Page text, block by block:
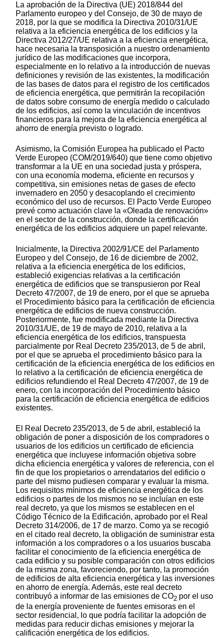
La aprobación de la Directiva (UE) 2018/844 del
Parlamento europeo y del Consejo, de 30 de mayo de
2018, por la que se modifica la Directiva 2010/31/UE
relativa a la eficiencia energética de los edificios y la
Directiva 2012/27/UE relativa a la eficiencia energética,
hace necesaria la transposición a nuestro ordenamiento
jurídico de las modificaciones que incorpora,
especialmente en lo relativo a la introducción de nuevas
definiciones y revisión de las existentes, la modificación
de las bases de datos para el registro de los certificados
de eficiencia energética, que permitirán la recopilación
de datos sobre consumo de energía medido o calculado
de los edificios, así como la vinculación de incentivos
financieros para la mejora de la eficiencia energética al
ahorro de energía previsto o logrado.
Asimismo, la Comisión Europea ha publicado el Pacto
Verde Europeo (COM/2019/640) que tiene como objetivo
transformar a la UE en una sociedad justa y próspera,
con una economía moderna, eficiente en recursos y
competitiva, sin emisiones netas de gases de efecto
invernadero en 2050 y desacoplando el crecimiento
económico del uso de recursos. El Pacto Verde Europeo
prevé como actuación clave la «Oleada de renovación»
en el sector de la construcción, donde la certificación
energética de los edificios adquiere un papel relevante.
Inicialmente, la Directiva 2002/91/CE del Parlamento
Europeo y del Consejo, de 16 de diciembre de 2002,
relativa a la eficiencia energética de los edificios,
estableció exigencias relativas a la certificación
energética de edificios que se transpusieron por Real
Decreto 47/2007, de 19 de enero, por el que se aprueba
el Procedimiento básico para la certificación de eficiencia
energética de edificios de nueva construcción.
Posteriormente, fue modificada mediante la Directiva
2010/31/UE, de 19 de mayo de 2010, relativa a la
eficiencia energética de los edificios, transpuesta
parcialmente por Real Decreto 235/2013, de 5 de abril,
por el que se aprueba el procedimiento básico para la
certificación de la eficiencia energética de los edificios en
lo relativo a la certificación de eficiencia energética de
edificios refundiendo el Real Decreto 47/2007, de 19 de
enero, con la incorporación del Procedimiento básico
para la certificación de eficiencia energética de edificios
existentes.
El Real Decreto 235/2013, de 5 de abril, estableció la
obligación de poner a disposición de los compradores o
usuarios de los edificios un certificado de eficiencia
energética que incluyese información objetiva sobre
dicha eficiencia energética y valores de referencia, con el
fin de que los propietarios o arrendatarios del edificio o
parte del mismo pudiesen comparar y evaluar la misma.
Los requisitos mínimos de eficiencia energética de los
edificios o partes de los mismos no se incluían en este
real decreto, ya que los mismos se establecen en el
Código Técnico de la Edificación, aprobado por el Real
Decreto 314/2006, de 17 de marzo. Como ya se recogió
en el citado real decreto, la obligación de suministrar esta
información a los compradores o a los usuarios buscaba
facilitar el conocimiento de la eficiencia energética de
cada edificio y su posible comparación con otros edificios
de la misma zona, favoreciendo, por tanto, la promoción
de edificios de alta eficiencia energética y las inversiones
en ahorro de energía. Además, este real decreto
contribuyó a informar de las emisiones de CO2 por el uso
de la energía proveniente de fuentes emisoras en el
sector residencial, lo que podría facilitar la adopción de
medidas para reducir dichas emisiones y mejorar la
calificación energética de los edificios.